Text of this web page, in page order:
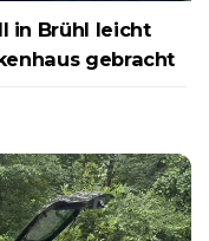
in Brühl leicht
gebracht